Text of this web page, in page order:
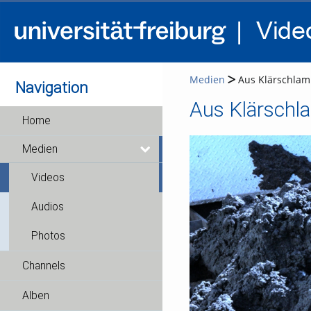
Navigation
Home
Medien
Videos
Audios
Photos
Channels
Alben
Medien Aus